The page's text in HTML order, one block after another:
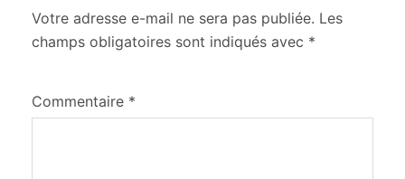
Votre adresse e-mail ne sera pas publiée. Les
champs obligatoires sont indiqués avec *
Commentaire *